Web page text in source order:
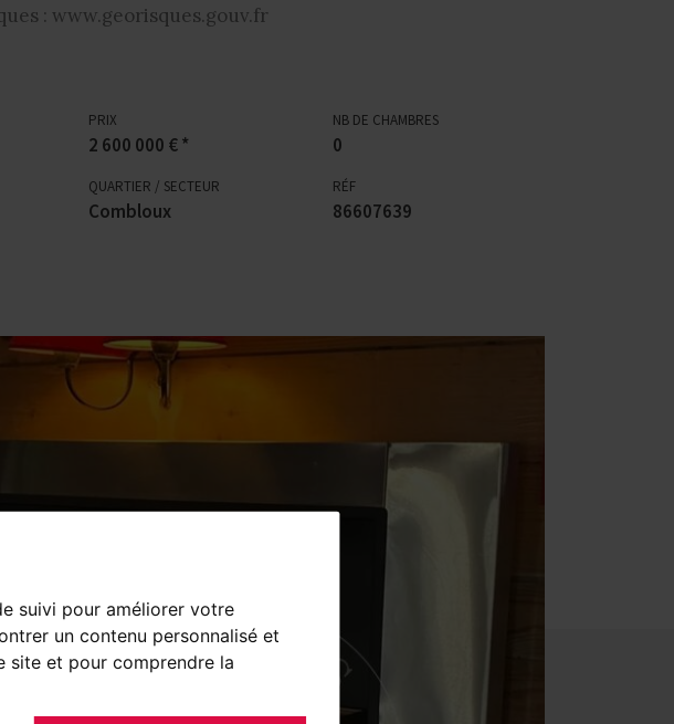
suivi pour améliorer votre
un contenu personnalisé et
site et pour comprendre la
: www.georisques.gouv.fr
PRIX
2 600 000 € *
NB DE CHAMBRES
0
QUARTIER / SECTEUR
Combloux
RÉF
86607639